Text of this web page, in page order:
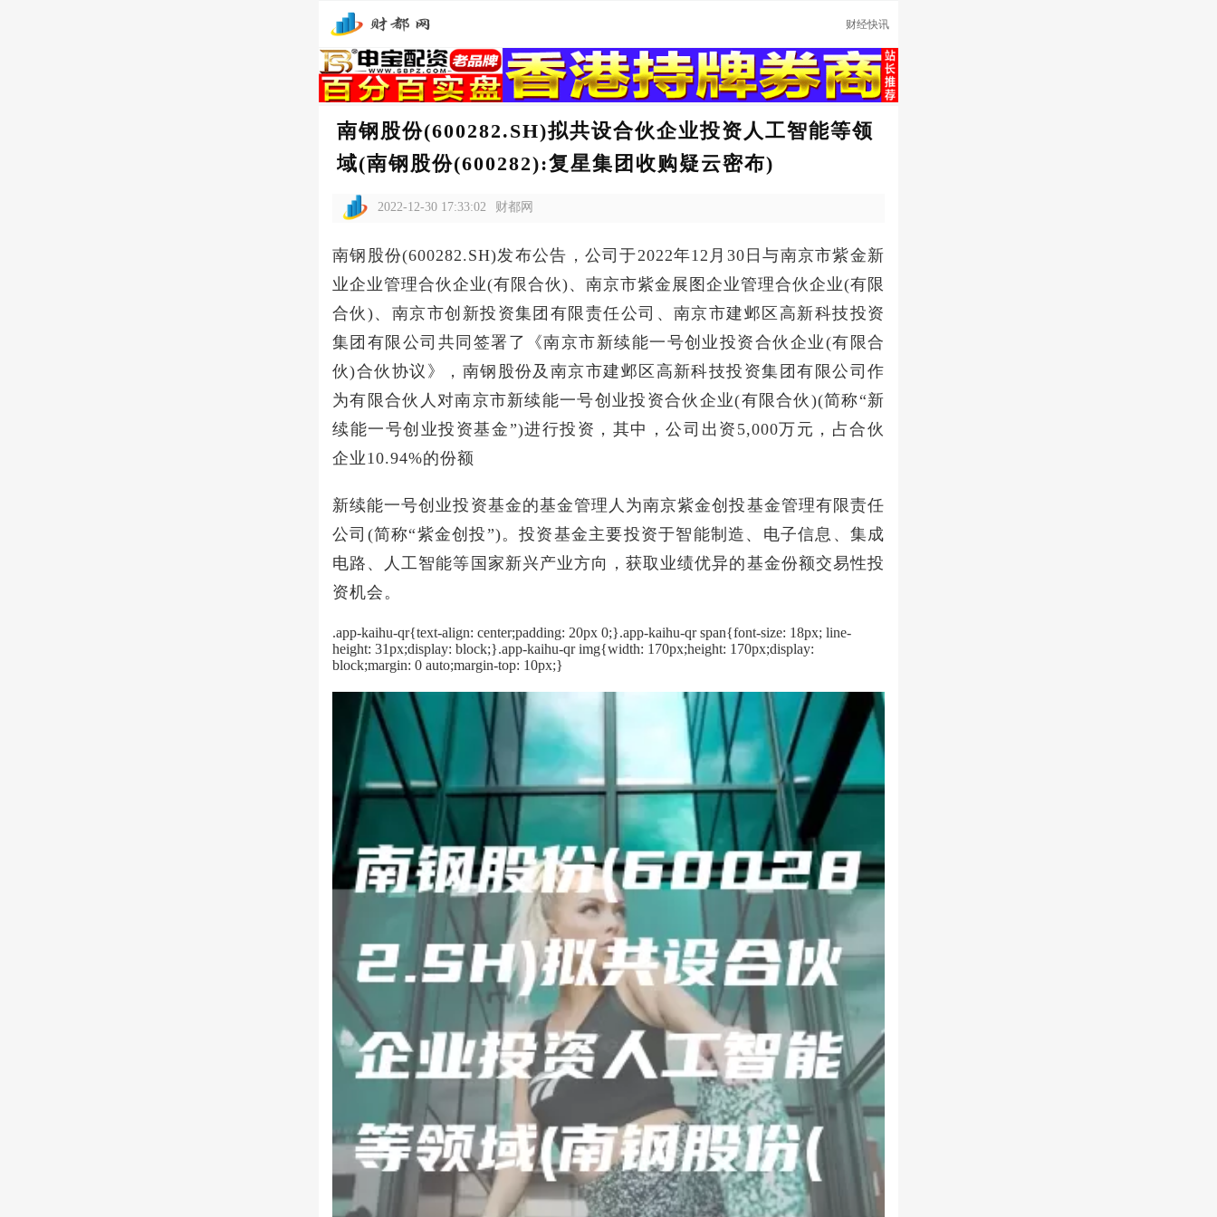
财经快讯
南钢股份(600282.SH)拟共设合伙企业投资人工智能等领
域(南钢股份(600282):复星集团收购疑云密布)
2022-12-30 17:33:02 财都网
南钢股份(600282.SH)发布公告，公司于2022年12月30日与南京市紫金新
业企业管理合伙企业(有限合伙)、南京市紫金展图企业管理合伙企业(有限
合伙)、南京市创新投资集团有限责任公司、南京市建邺区高新科技投资
集团有限公司共同签署了《南京市新续能一号创业投资合伙企业(有限合
伙)合伙协议》，南钢股份及南京市建邺区高新科技投资集团有限公司作
为有限合伙人对南京市新续能一号创业投资合伙企业(有限合伙)(简称“新
续能一号创业投资基金”)进行投资，其中，公司出资5,000万元，占合伙
企业10.94%的份额
新续能一号创业投资基金的基金管理人为南京紫金创投基金管理有限责任
公司(简称“紫金创投”)。投资基金主要投资于智能制造、电子信息、集成
电路、人工智能等国家新兴产业方向，获取业绩优异的基金份额交易性投
资机会。
.app-kaihu-qr{text-align: center;padding: 20px 0;}.app-kaihu-qr span{font-size: 18px; line-
height: 31px;display: block;}.app-kaihu-qr img{width: 170px;height: 170px;display:
block;margin: 0 auto;margin-top: 10px;}